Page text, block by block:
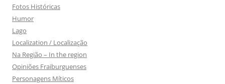
Fotos Históricas
Humor
Lago
Localization / Localização
Na Região – In the region
Opiniões Fraiburguenses
Personagens Míticos